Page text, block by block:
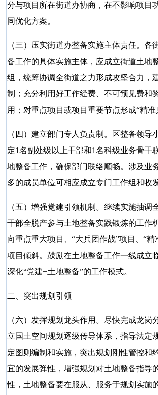
分与项目所在街道办协商，在不影响项目
同优化方案。
（三）压实街道办整备实施主体责任。各
备工作的具体实施主体，应成立街道土地
组，统筹协调全街道之力形成攻坚合力，
制；充分利用好工作经费、不可预见费和
用；对重点项目或项目重要节点形成“精准
（四）建立部门专人负责制。区整备领导
定1名副处级以上干部和1名科级业务骨干
地整备工作，确保部门联络顺畅。涉及业
多的成员单位可相应成立专门工作组和收
（五）增强党建引领机制。继续实施抽调
干部全脱产参与土地整备实践锻炼的工作
向重点重大项目、 “大兵团作战”项目、“精
项目倾斜。鼓励在土地整备工作一线成立
深化“党建+土地整备”的工作模式。
二、突出规划引领
（六）发挥规划龙头作用。尽快完成龙岗
立国土空间规划逐级传导体系，指导法定
定图则编制和实施，突出规划刚性管控和
宜的发展弹性，增强规划对土地整备指导
性，土地整备要在服从、服务于规划实施